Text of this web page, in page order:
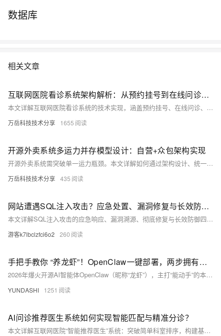
数据库
相关文章
互联网医院看诊系统架构解析：从预约挂号到在线问诊的完整流程
本文详解互联网医院看诊系统的技术实现，涵盖预约挂号、在线问诊、视频通信、电子处方、订单支付及诊后管理六大核心模块；采用微服务架构，集成Redis缓存、MQ消息队列、WebRTC音视频与分布式锁等关键技术，保障高并发下的稳定与安全。（239字）
万岳科技技术分享 1655
开源外卖系统多运力并存模型设计：自营+众包架构实现
开源外卖系统需突破单一运力瓶颈。本文详解如何通过架构设计、统一骑手表、策略模式调度（自营/众包/第三方）、差异化分账与Redis锁，实现高可用多运力模型，支撑弹性扩张与高峰履约。（239字）
万岳科技技术分享 435
网站遭遇SQL注入攻击？应急处置、漏洞修复与长效防御完整方案
本文详解SQL注入攻击的应急响应、漏洞溯源、彻底修复与长效防御四步法，涵盖WAF拦截、参数化查询、最小权限配置等核心措施，助开发者从根源杜绝SQL注入风险，构建纵深安全防护体系。（239字）
游客k7lbclzfci6o2 260
手把手教你 “养龙虾”！OpenClaw一键部署，两步拥有龙虾AI助理！
2026年爆火开源AI智能体OpenClaw（昵称“龙虾”），主打“能动手”的本地化自动化：理解指令、自主调用工具，实现文件整理、写代码、搜资料等真实操作。阿里云一键部署，无需代码，两步即可拥有专属AI助理！
YUNDASHI 1251
AI问诊推荐医生系统如何实现智能匹配与精准分诊？
本文详解互联网医院“智能推荐医生”系统：突破简单科室排序，构建基于症状结构化、医生能力标签、实时接诊状态与多维评分的精准匹配模型。涵盖架构设计、数据建模、核心算法及高并发优化，实现分诊准确率、医生利用率与转化率三提升。（239字）